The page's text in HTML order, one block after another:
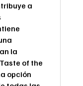
a
la
of the
opción